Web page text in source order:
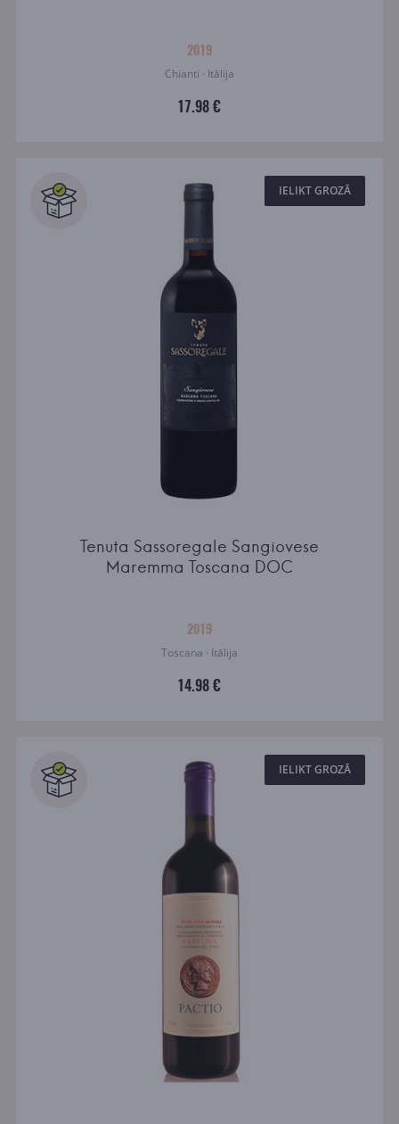
2019
Chianti · Itālija
17.98 €
IELIKT GROZĀ
Tenuta Sassoregale Sangiovese
Maremma Toscana DOC
2019
Toscana · Itālija
14.98 €
IELIKT GROZĀ